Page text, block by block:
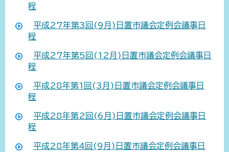
程
平成27年第3回(9月)日置市議会定例会議事日
程
平成27年第5回(12月)日置市議会定例会議事日
程
平成28年第1回(3月)日置市議会定例会議事日
程
平成28年第2回(6月)日置市議会定例会議事日
程
平成28年第4回(9月)日置市議会定例会議事日